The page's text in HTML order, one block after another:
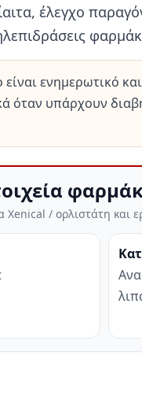
έλεγχο
ενημερωτικό
όταν υπάρχουν
Xenical / ορλιστάτη και